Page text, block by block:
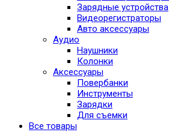
Зарядные устройства
Видеорегистраторы
Авто аксессуары
Аудио
Наушники
Колонки
Аксессуары
Повербанки
Инструменты
Зарядки
Для съемки
Все товары